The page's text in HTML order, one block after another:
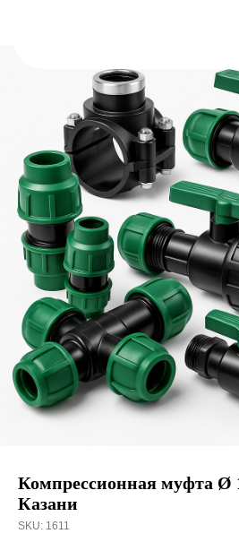
Компрессионная муфта Ø
Казани
SKU: 1611